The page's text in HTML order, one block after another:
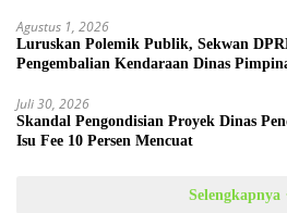
Agustus 1, 2026
Luruskan Polemik Publik, Sekwan
Pengembalian Kendaraan Dinas
Juli 30, 2026
Skandal Pengondisian Proyek Dinas
Isu Fee 10 Persen Mencuat
Selengkapnya